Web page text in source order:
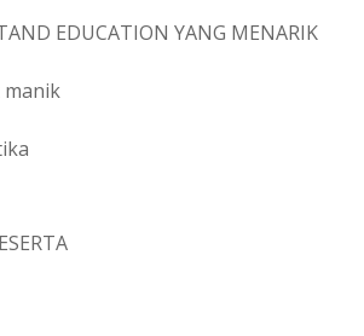
EDUCATION YANG MENARIK